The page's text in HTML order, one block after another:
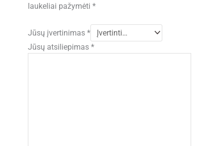
laukeliai pažymėti*
Jūsų įvertinimas*
Jūsų atsiliepimas*